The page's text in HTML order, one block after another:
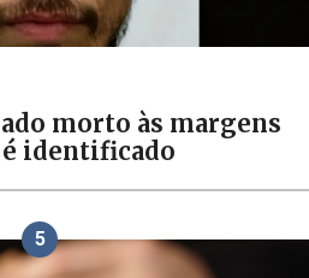
morto às margens
identificado
5